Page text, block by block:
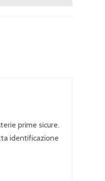
prime sicure.
identificazione